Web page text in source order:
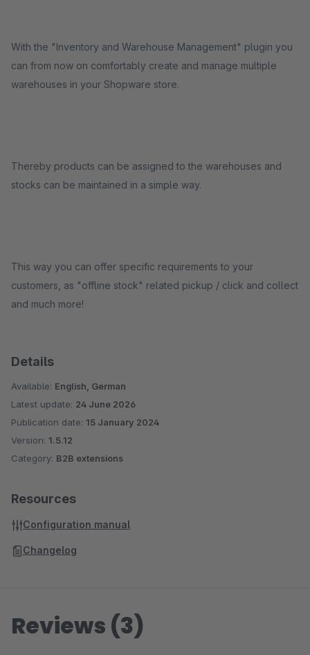
With the "Inventory and Warehouse Management" plugin you
can from now on comfortably create and manage multiple
warehouses in your Shopware store.
Thereby products can be assigned to the warehouses and
stocks can be maintained in a simple way.
This way you can offer specific requirements to your
customers, as "offline stock" related pickup / click and collect
and much more!
Details
Available: English, German
Latest update: 24 June 2026
Publication date: 15 January 2024
Version: 1.5.12
Category: B2B extensions
Resources
Configuration manual
Changelog
Reviews (3)